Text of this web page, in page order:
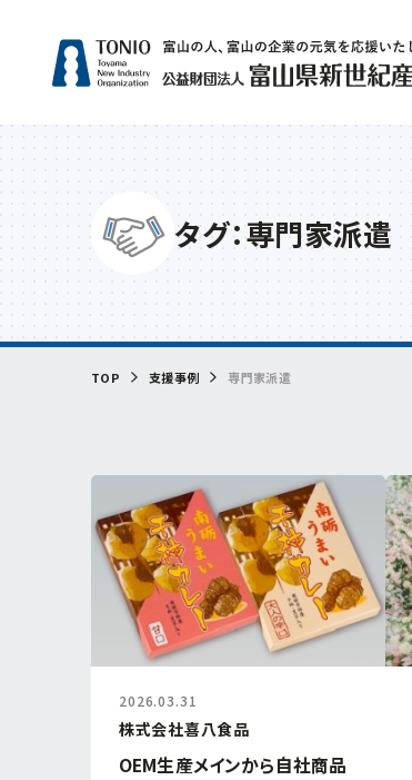
タグ：専門家派遣
TOP 支援事例 専門家派遣
2026.03.31
株式会社喜八食品
OEM生産メインから自社商品